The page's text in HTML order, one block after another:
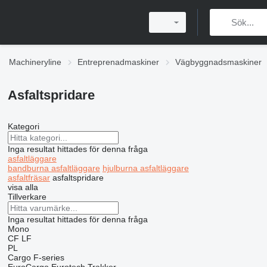
Machineryline Entreprenadmaskiner Vägbyggnadsmaskiner
Asfaltspridare
Kategori
Inga resultat hittades för denna fråga
asfaltläggare
bandburna asfaltläggare hjulburna asfaltläggare
asfaltfräsar asfaltspridare
visa alla
Tillverkare
Inga resultat hittades för denna fråga
Mono
CF LF
PL
Cargo F-series